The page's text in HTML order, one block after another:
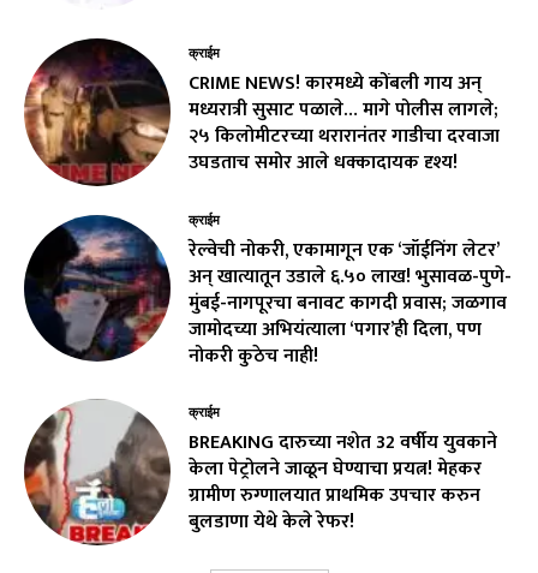
क्राईम
CRIME NEWS! कारमध्ये कोंबली गाय अन्
मध्यरात्री सुसाट पळाले… मागे पोलीस लागले;
२५ किलोमीटरच्या थरारानंतर गाडीचा दरवाजा
उघडताच समोर आले धक्कादायक दृश्य!
क्राईम
रेल्वेची नोकरी, एकामागून एक ‘जॉईनिंग लेटर’
अन् खात्यातून उडाले ₹६.५० लाख! भुसावळ-पुणे-
मुंबई-नागपूरचा बनावट कागदी प्रवास; जळगाव
जामोदच्या अभियंत्याला ‘पगार’ही दिला, पण
नोकरी कुठेच नाही!
क्राईम
BREAKING दारुच्या नशेत 32 वर्षीय युवकाने
केला पेट्रोलने जाळून घेण्याचा प्रयत्न! मेहकर
ग्रामीण रुग्णालयात प्राथमिक उपचार करुन
बुलडाणा येथे केले रेफर!